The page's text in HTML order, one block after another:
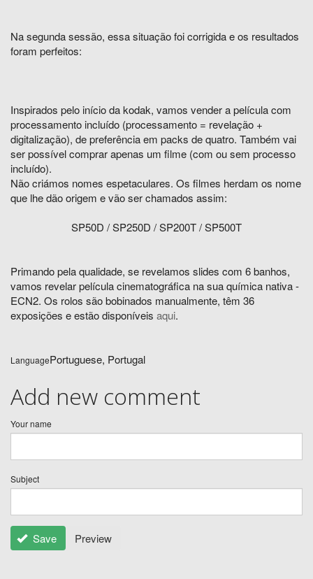
Na segunda sessão, essa situação foi corrigida e os resultados
foram perfeitos:
Inspirados pelo início da kodak, vamos vender a película com
processamento incluído (processamento = revelação +
digitalização), de preferência em packs de quatro. Também vai
ser possível comprar apenas um filme (com ou sem processo
incluído).
Não criámos nomes espetaculares. Os filmes herdam os nome
que lhe dão origem e vão ser chamados assim:
SP50D / SP250D / SP200T / SP500T
Primando pela qualidade, se revelamos slides com 6 banhos,
vamos revelar película cinematográfica na sua química nativa -
ECN2. Os rolos são bobinados manualmente, têm 36
exposições e estão disponíveis aqui.
LanguagePortuguese, Portugal
Add new comment
Your name
Subject
Save Preview